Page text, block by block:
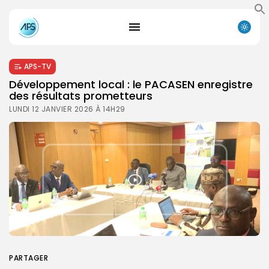
APS-TV
Développement local : le PACASEN enregistre
des résultats prometteurs
LUNDI 12 JANVIER 2026 À 14H29
PARTAGER